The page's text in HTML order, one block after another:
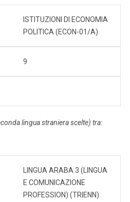
ISTITUZIONI DI ECONOMIA
POLITICA (ECON-01/A)
9
lingua straniera scelte) tra:
LINGUA ARABA 3 (LINGUA
E COMUNICAZIONE
PROFESSION) (TRIENN)